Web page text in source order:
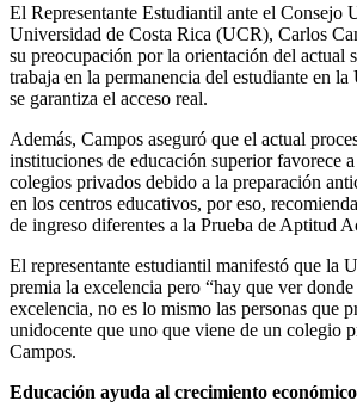
El Representante Estudiantil ante el Consejo
Universidad de Costa Rica (UCR), Carlos
su preocupación por la orientación del actual
trabaja en la permanencia del estudiante en
se garantiza el acceso real.
Además, Campos aseguró que el actual
instituciones de educación superior favorece
colegios privados debido a la preparación
en los centros educativos, por eso,
de ingreso diferentes a la Prueba de Aptitud
El representante estudiantil manifestó que la
premia la excelencia pero “hay que ver donde
excelencia, no es lo mismo las personas que
unidocente que uno que viene de un colegio
Campos.
Educación ayuda al crecimiento